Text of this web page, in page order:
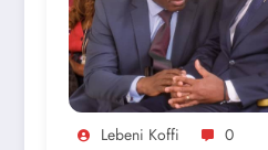
Lebeni Koffi 0